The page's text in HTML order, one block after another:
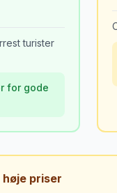
turister
for gode
høje priser